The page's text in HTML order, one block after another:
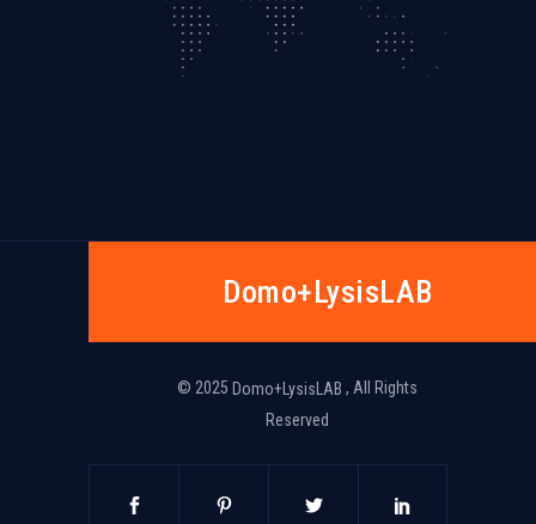
Dοmo+LysisLAB
© 2025 Dοmo+LysisLAB , All Rights
Reserved